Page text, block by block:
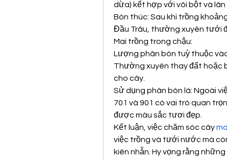
dừa) kết hợp với vôi bột và lân
Bón thúc: Sau khi trồng
Đầu Trâu, thường xuyên tưới
Mai trồng trong chậu:
Lượng phân bón tuỳ thuộc
Thường xuyên thay đất hoặc
cho cây.
Sử dụng phân bón lá: Ngoài
701 và 901 có vai trò quan
được màu sắc tươi đẹp.
Kết luận, việc chăm sóc cây
việc trồng và tưới nước mà
kiên nhẫn. Hy vọng rằng